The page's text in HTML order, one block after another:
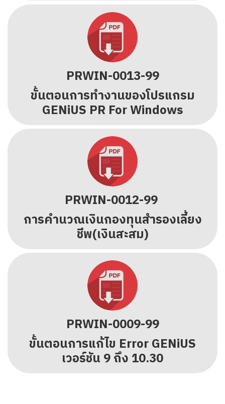
PRWIN-0013-99
ขั้นตอนการทำงานของโปรแกรม
GENiUS PR For Windows
PRWIN-0012-99
การคำนวณเงินกองทุนสำรองเลี้ยง
ชีพ(เงินสะสม)
PRWIN-0009-99
ขั้นตอนการแก้ไข Error GENiUS
เวอร์ชัน 9 ถึง 10.30